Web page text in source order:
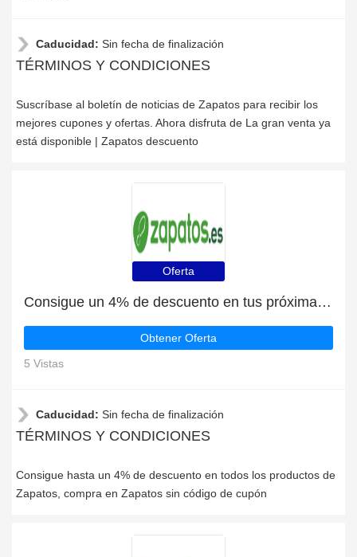
Caducidad: Sin fecha de finalización
TÉRMINOS Y CONDICIONES
Suscríbase al boletín de noticias de Zapatos para recibir los
mejores cupones y ofertas. Ahora disfruta de La gran venta ya
está disponible | Zapatos descuento
Oferta
Consigue un 4% de descuento en tus próximas compras en Zapatos
Obtener Oferta
5 Vistas
Caducidad: Sin fecha de finalización
TÉRMINOS Y CONDICIONES
Consigue hasta un 4% de descuento en todos los productos de
Zapatos, compra en Zapatos sin código de cupón